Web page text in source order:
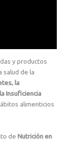
y productos
salud de la
la
Insuficiencia
alimenticios
deNutrición en